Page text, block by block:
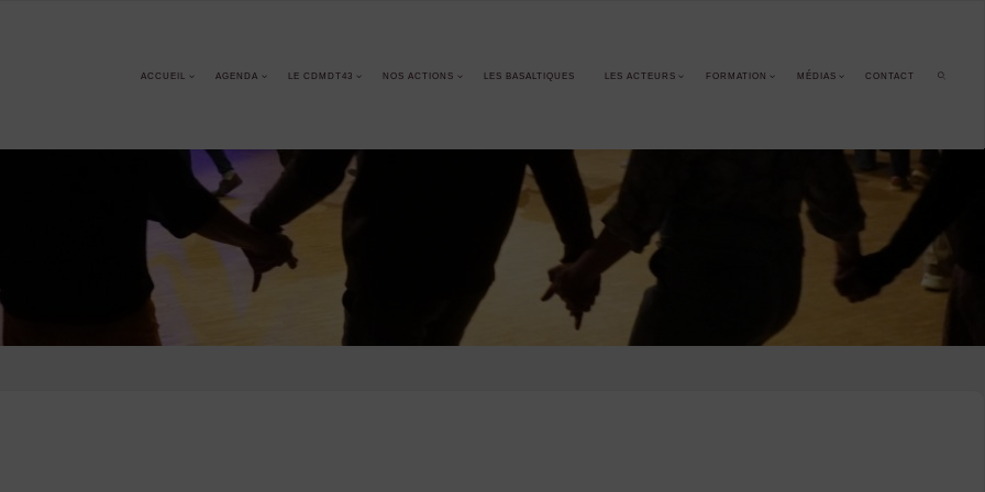
ACCUEIL AGENDA LE CDMDT43 NOS ACTIONS LES BASALTIQUES LES ACTEURS FORMATION MÉDIAS CONTACT